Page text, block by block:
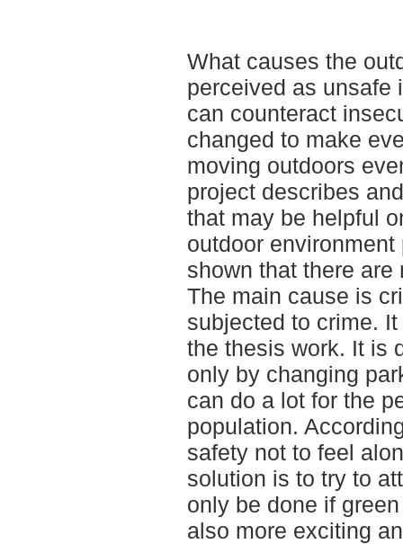
What causes the
perceived as unsafe
can counteract
changed to make
moving outdoors
project describes
that may be helpful
outdoor
shown that there
The main cause is
subjected to crime.
the thesis work. It is
only by changing
can do a lot for the
population.
safety not to feel
solution is to try to
only be done if
also more exciting